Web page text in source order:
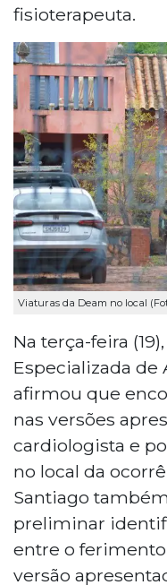
fisioterapeuta.
Viaturas da Deam no local
Na terça-feira
Especializada
afirmou que
nas versões
cardiologista e
no local da
Santiago
preliminar
entre o
versão